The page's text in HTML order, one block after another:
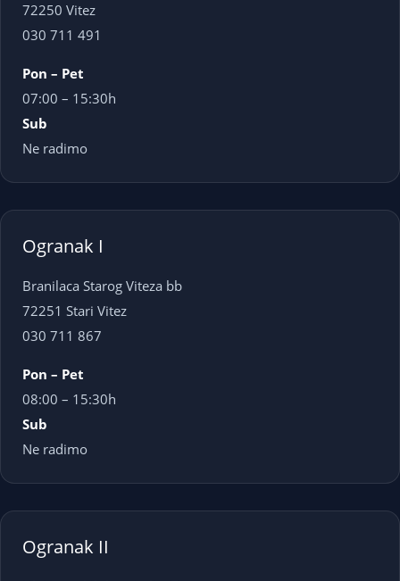
72250 Vitez
030 711 491
Pon – Pet
07:00 – 15:30h
Sub
Ne radimo
Ogranak I
Branilaca Starog Viteza bb
72251 Stari Vitez
030 711 867
Pon – Pet
08:00 – 15:30h
Sub
Ne radimo
Ogranak II